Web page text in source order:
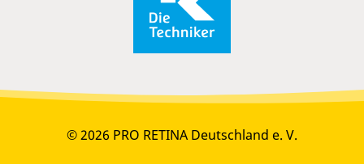
© 2026 PRO RETINA Deutschland e. V.